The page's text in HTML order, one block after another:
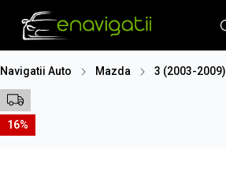
Navigatii Auto Mazda 3 (2003-2009)
16%